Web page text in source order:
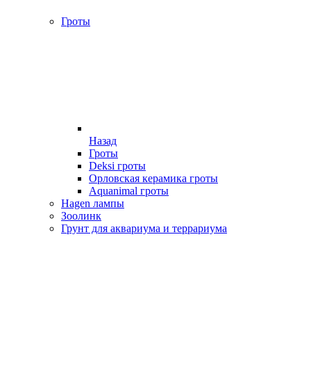
Гроты
Назад
Гроты
Deksi гроты
Орловская керамика гроты
Aquanimal гроты
Hagen лампы
Зоолинк
Грунт для аквариума и террариума